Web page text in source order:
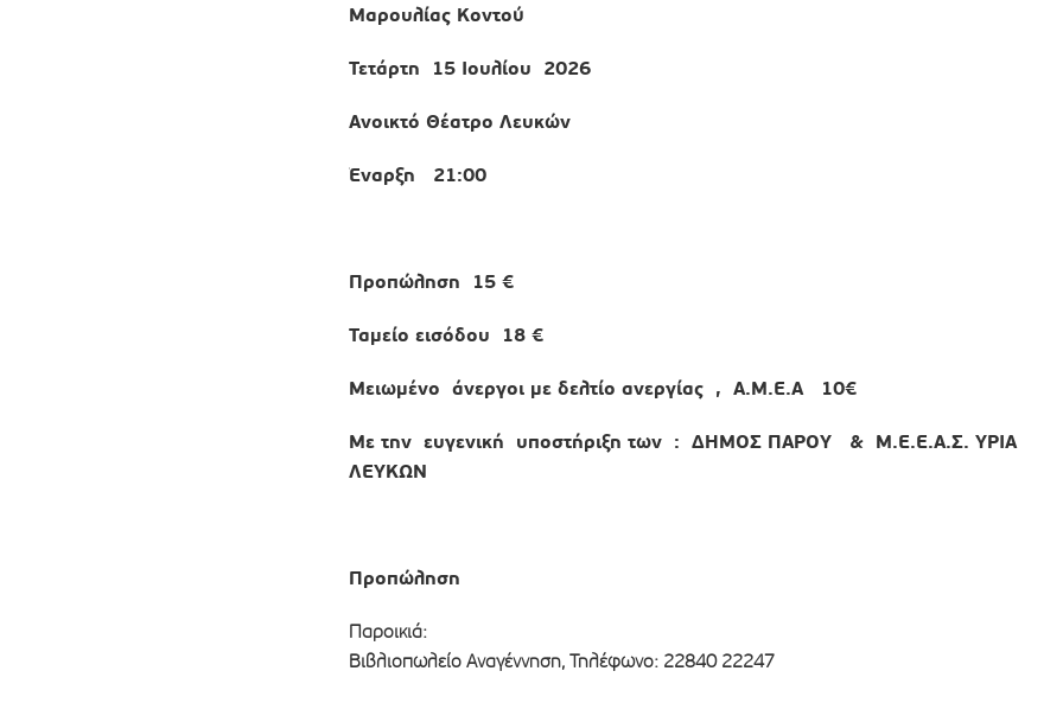
Μαρουλίας Κοντού
Τετάρτη 15 Ιουλίου 2026
Ανοικτό Θέατρο Λευκών
Έναρξη 21:00
Προπώληση 15 €
Ταμείο εισόδου 18€
Μειωμένο άνεργοι με δελτίο ανεργίας , Α.Μ.Ε.Α 10€
Με την ευγενική υποστήριξη των : ΔΗΜΟΣ ΠΑΡΟΥ & Μ.Ε.Ε.Α.Σ. ΥΡΙΑ
ΛΕΥΚΩΝ
Προπώληση
Παροικιά:
Βιβλιοπωλείο Αναγέννηση, Τηλέφωνο: 22840 22247